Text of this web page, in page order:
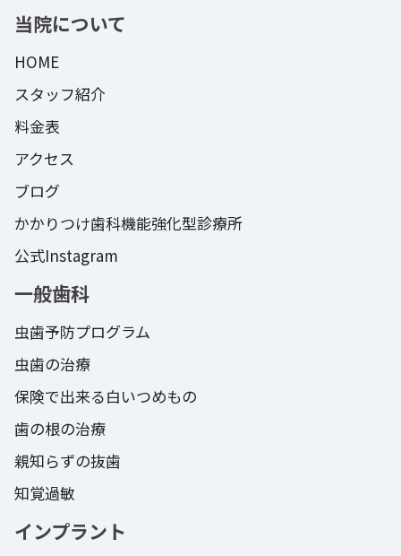
当院について
HOME
スタッフ紹介
料金表
アクセス
ブログ
かかりつけ歯科機能強化型診療所
公式Instagram
一般歯科
虫歯予防プログラム
虫歯の治療
保険で出来る白いつめもの
歯の根の治療
親知らずの抜歯
知覚過敏
インプラント